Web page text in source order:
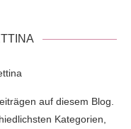
auf diesem Blog.
Kategorien,